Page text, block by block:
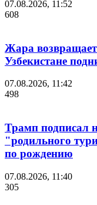
07.08.2026, 11:52
608
Жара
Узбекистане
07.08.2026, 11:42
498
Трамп подписал
"родильного
по рождению
07.08.2026, 11:40
305